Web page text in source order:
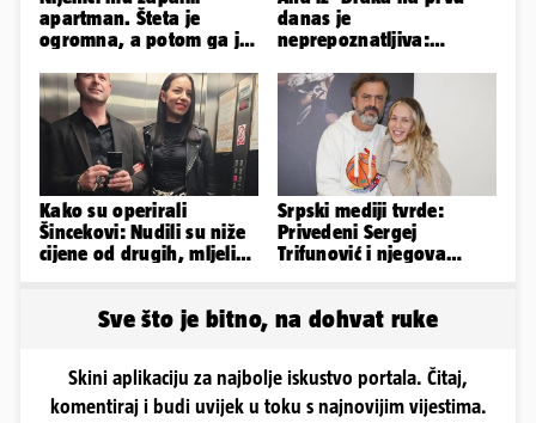
apartman. Šteta je
ogromna, a potom ga je
Bookinga
danas je
neprepoznatljiva:
ovako sad izgleda
Kako su operirali
Šincekovi: Nudili su niže
cijene od drugih, mljeli
Srpski mediji tvrde:
Privedeni Sergej
Trifunović i njegova
Sve što je bitno, na dohvat ruke
Skini aplikaciju za najbolje iskustvo portala. Čitaj,
komentiraj i budi uvijek u toku s najnovijim vijestima.